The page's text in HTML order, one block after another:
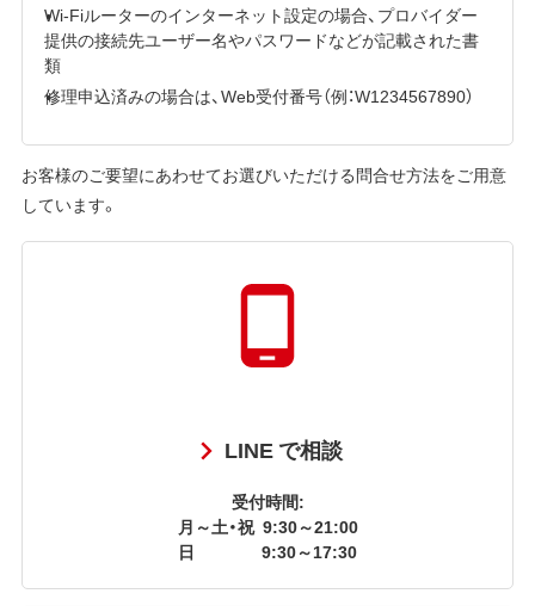
Wi-Fiルーターのインターネット設定の場合、プロバイダー
提供の接続先ユーザー名やパスワードなどが記載された書
類
修理申込済みの場合は、Web受付番号（例：W1234567890）
お客様のご要望にあわせてお選びいただける問合せ方法をご用意
しています。
LINE で相談
受付時間:
月～土・祝 9:30～21:00
日
9:30～17:30